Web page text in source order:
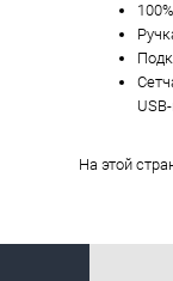
На этой